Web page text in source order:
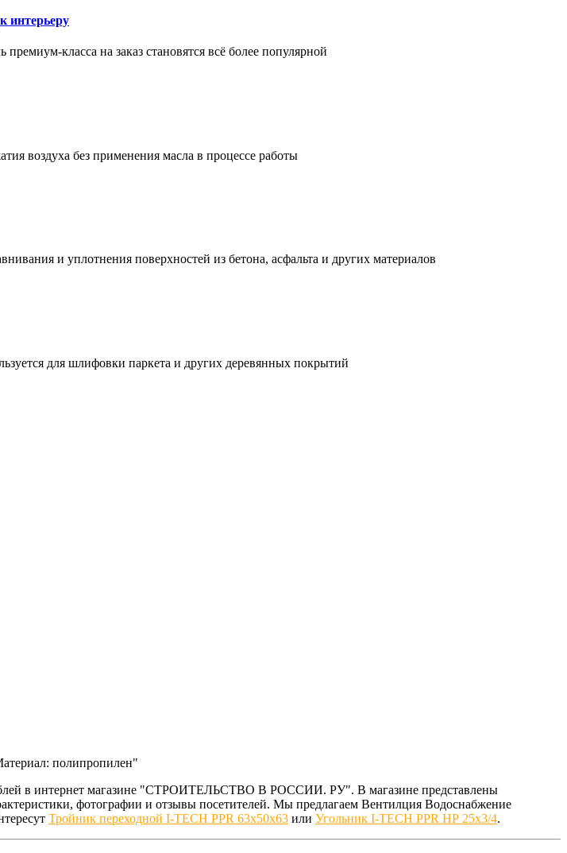
интерьеру
класса на заказ становятся всё более популярной
воздуха без применения масла в процессе работы
и уплотнения поверхностей из бетона, асфальта и других материалов
для шлифовки паркета и других деревянных покрытий
полипропилен"
в интернет магазине "СТРОИТЕЛЬСТВО В РОССИИ. РУ". В магазине представлены
фотографии и отзывы посетителей. Мы предлагаем Вентилция Водоснабжение
Тройник переходной I-TECH PPR 63x50x63 или Угольник I-TECH PPR НР 25x3/4.